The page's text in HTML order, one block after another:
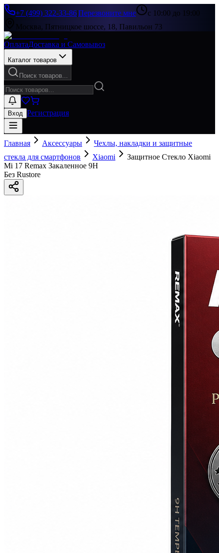
+7 (499) 322-33-86|Перезвоните мне
с 10:00 до 19:00
Москва, Пятницкое шоссе, 18, Павильон 73
ОплатаДоставка и Самовывоз
Каталог товаров
Поиск товаров...
Вход Регистрация
Главная Аксессуары
Чехлы, накладки и защитные
стекла для смартфонов
Xiaomi
Защитное Стекло Xiaomi
Mi 17 Remax Закаленное 9H
Без Rustore